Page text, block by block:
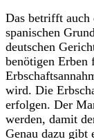
Das betrifft auch
spanischen
deutschen
benötigen Erben
wird. Die
erfolgen. Der
werden, damit
Genau dazu gibt